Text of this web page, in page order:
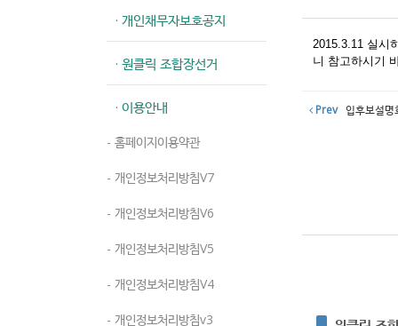
· 개인채무자보호공지
· 원클릭 조합장선거
· 이용안내
- 홈페이지이용약관
- 개인정보처리방침V7
- 개인정보처리방침V6
- 개인정보처리방침V5
- 개인정보처리방침V4
- 개인정보처리방침v3
2015.3.11 실시
니 참고하시기
Prev 입후보설명